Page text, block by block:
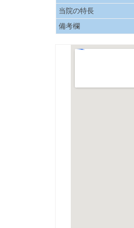
当院の特長
備考欄